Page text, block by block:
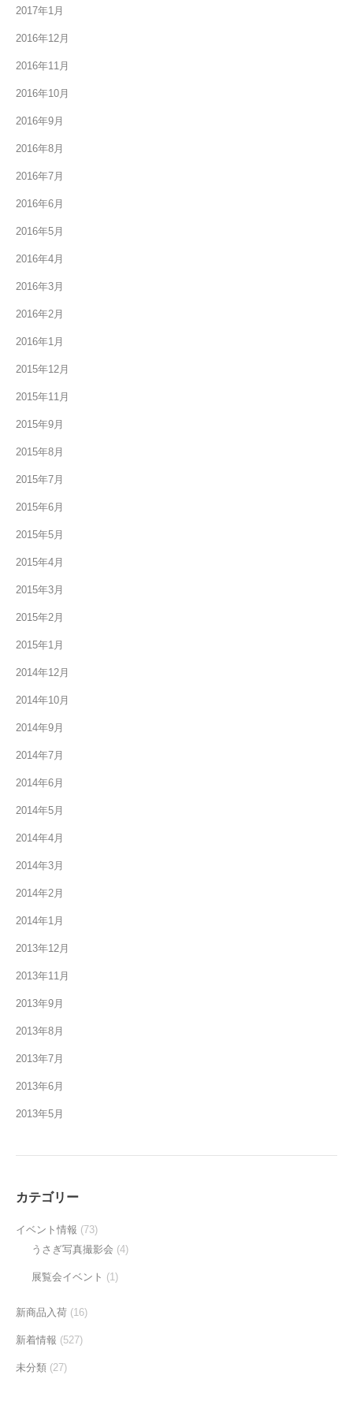
2017年1月
2016年12月
2016年11月
2016年10月
2016年9月
2016年8月
2016年7月
2016年6月
2016年5月
2016年4月
2016年3月
2016年2月
2016年1月
2015年12月
2015年11月
2015年9月
2015年8月
2015年7月
2015年6月
2015年5月
2015年4月
2015年3月
2015年2月
2015年1月
2014年12月
2014年10月
2014年9月
2014年7月
2014年6月
2014年5月
2014年4月
2014年3月
2014年2月
2014年1月
2013年12月
2013年11月
2013年9月
2013年8月
2013年7月
2013年6月
2013年5月
カテゴリー
イベント情報 (73)
うさぎ写真撮影会 (4)
展覧会イベント (1)
新商品入荷 (16)
新着情報 (527)
未分類 (27)